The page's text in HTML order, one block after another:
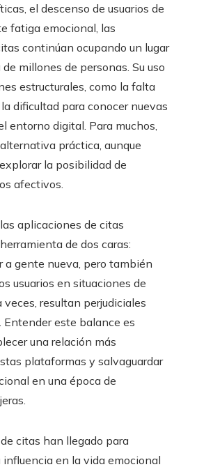
el descenso de usuarios de
fatiga emocional, las
continúan ocupando un lugar
millones de personas. Su uso
estructurales, como la falta
dificultad para conocer nuevas
entorno digital. Para muchos,
práctica, aunque
la posibilidad de
afectivos.
aplicaciones de citas
de dos caras:
a gente nueva, pero también
usuarios en situaciones de
veces, resultan perjudiciales
este balance es
una relación más
plataformas y salvaguardar
en una época de
citas han llegado para
influencia en la vida emocional